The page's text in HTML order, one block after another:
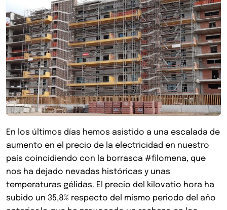
En los últimos días hemos asistido a una escalada de
aumento en el precio de la electricidad en nuestro
país coincidiendo con la borrasca #filomena, que
nos ha dejado nevadas históricas y unas
temperaturas gélidas. El precio del kilovatio hora ha
subido un 35,8% respecto del mismo periodo del año